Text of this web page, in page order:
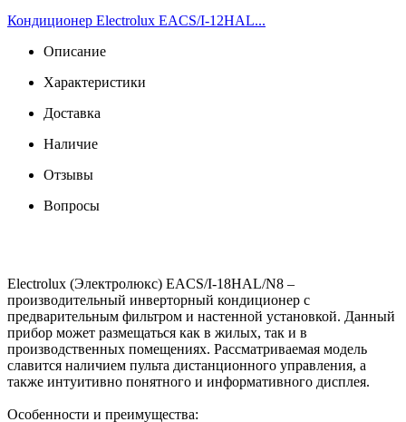
Кондиционер Electrolux EACS/I-12HAL...
Описание
Характеристики
Доставка
Наличие
Отзывы
Вопросы
Electrolux (Электролюкс) EACS/I-18HAL/N8 –
производительный инверторный кондиционер с
предварительным фильтром и настенной установкой. Данный
прибор может размещаться как в жилых, так и в
производственных помещениях. Рассматриваемая модель
славится наличием пульта дистанционного управления, а
также интуитивно понятного и информативного дисплея.
Особенности и преимущества: